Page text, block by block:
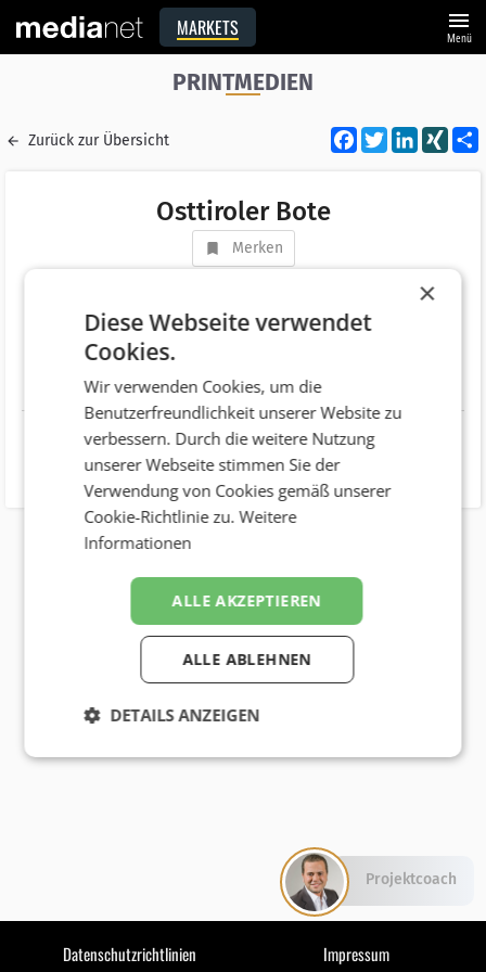
MARKETS menu
Menü
PRINTMEDIEN
Zurück zur Übersicht Facebook
Twitter XING
Osttiroler Bote
Merken
AT 9900 Liezen
Telefonnummer +43 (4852) 65 1 51
Website http://www.osttirolerbote.at/
Datenschutzrichtlinien Impressum
×
Diese Webseite verwendet
Cookies.
Wir verwenden Cookies, um die
Benutzerfreundlichkeit unserer Website zu
verbessern. Durch die weitere Nutzung
unserer Webseite stimmen Sie der
Verwendung von Cookies gemäß unserer
Cookie-Richtlinie zu.Weitere
Informationen
ALLE AKZEPTIEREN
ALLE ABLEHNEN
DETAILS ANZEIGEN
Projektcoach